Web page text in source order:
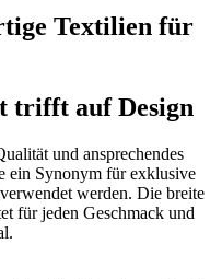
Textilien für
trifft auf Design
und ansprechendes
ein Synonym für exklusive
werden. Die breite
für jeden Geschmack und